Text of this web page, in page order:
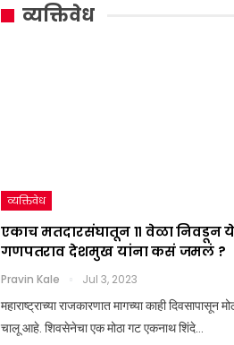
कधी
आला?
Jul
8,
यांना
कसं
जमलं
?
व्यक्तिवेध
व्यक्तिवेध
एकाच मतदारसंघातून ११ वेळा निवडून
गणपतराव देशमुख यांना कसं जमलं ?
Pravin Kale Jul 3, 2023
महाराष्ट्राच्या राजकारणात मागच्या काही दिवसापासून
चालू आहे. शिवसेनेचा एक मोठा गट एकनाथ शिंदे…